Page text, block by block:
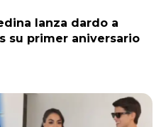
lanza dardo a
su primer aniversario